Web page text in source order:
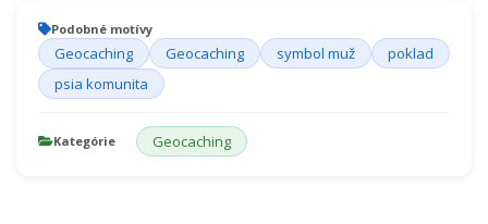
Podobné motívy
Geocaching Geocaching symbol muž
poklad
psia komunita
Kategórie Geocaching